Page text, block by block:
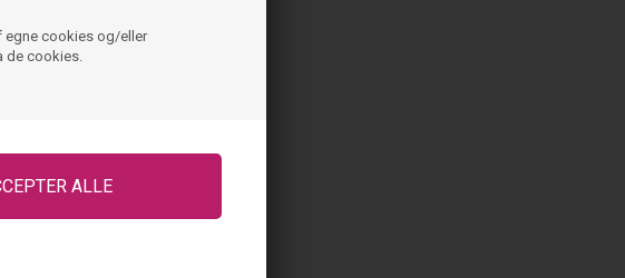
egne cookies og/eller
de cookies.